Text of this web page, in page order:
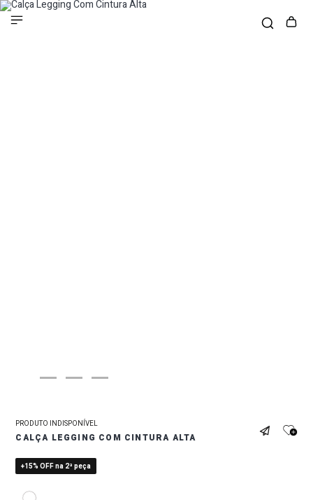
PRODUTO INDISPONÍVEL
CALÇA LEGGING COM CINTURA ALTA
+15% OFF na 2ª peça